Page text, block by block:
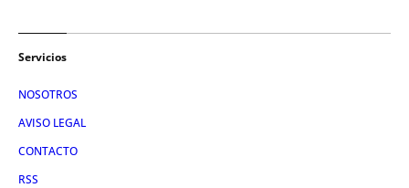
Servicios
NOSOTROS
AVISO LEGAL
CONTACTO
RSS